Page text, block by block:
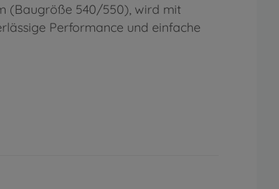
(Baugröße 540/550), wird mit
Performance und einfache